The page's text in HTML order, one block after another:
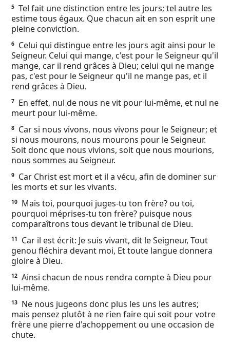
Ebook
5 Tel fait une distinction entre les jours; tel autre les
estime tous égaux. Que chacun ait en son esprit une
pleine conviction.
6
Celui qui distingue entre les jours agit ainsi pour le
Seigneur. Celui qui mange, c'est pour le Seigneur qu'il
mange, car il rend grâces à Dieu; celui qui ne mange
pas, c'est pour le Seigneur qu'il ne mange pas, et il
rend grâces à Dieu.
7
En effet, nul de nous ne vit pour lui-même, et nul ne
meurt pour lui-même.
8
Car si nous vivons, nous vivons pour le Seigneur; et
si nous mourons, nous mourons pour le Seigneur.
Soit donc que nous vivions, soit que nous mourions,
nous sommes au Seigneur.
9
Car Christ est mort et il a vécu, afin de dominer sur
les morts et sur les vivants.
10
Mais toi, pourquoi juges-tu ton frère? ou toi,
pourquoi méprises-tu ton frère? puisque nous
comparaîtrons tous devant le tribunal de Dieu.
11
Car il est écrit: Je suis vivant, dit le Seigneur, Tout
genou fléchira devant moi, Et toute langue donnera
gloire à Dieu.
12 Ainsi chacun de nous rendra compte à Dieu pour
lui-même.
13
Ne nous jugeons donc plus les uns les autres;
mais pensez plutôt à ne rien faire qui soit pour votre
frère une pierre d'achoppement ou une occasion de
chute.